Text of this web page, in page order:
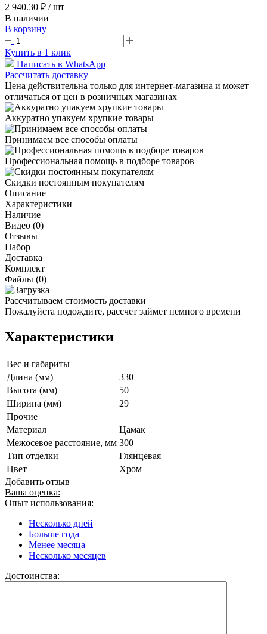
2 940.30 ₽ / шт
В наличии
В корзину
Купить в 1 клик
Написать в WhatsApp
Рассчитать доставку
Цена действительна только для интернет-магазина и может
отличаться от цен в розничных магазинах
Аккуратно упакуем хрупкие товары
Принимаем все способы оплаты
Профессиональная помощь в подборе товаров
Скидки постоянным покупателям
Описание
Характеристики
Наличие
Видео (0)
Отзывы
Набор
Доставка
Комплект
Файлы (0)
Рассчитываем стоимость доставки
Пожалуйста подождите, рассчет займет немного времени
Характеристики
Вес и габариты
Длина (мм)
330
Высота (мм)
50
Ширина (мм)
29
Прочие
Материал
Цамак
Межосевое расстояние, мм 300
Тип отделки
Глянцевая
Цвет
Хром
Добавить отзыв
Ваша оценка:
Опыт использования:
Несколько дней
Больше года
Менее месяца
Несколько месяцев
Достоинства: